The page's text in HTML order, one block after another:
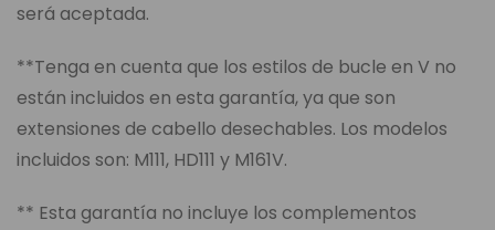
será aceptada.
**Tenga en cuenta que los estilos de bucle en V no
están incluidos en esta garantía, ya que son
extensiones de cabello desechables. Los modelos
incluidos son: M111, HD111 y M161V.
** Esta garantía no incluye los complementos